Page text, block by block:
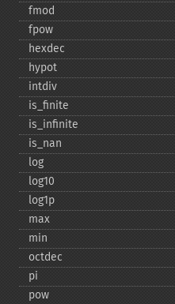
fmod
fpow
hexdec
hypot
intdiv
is_​finite
is_​infinite
is_​nan
log
log10
log1p
max
min
octdec
pi
pow